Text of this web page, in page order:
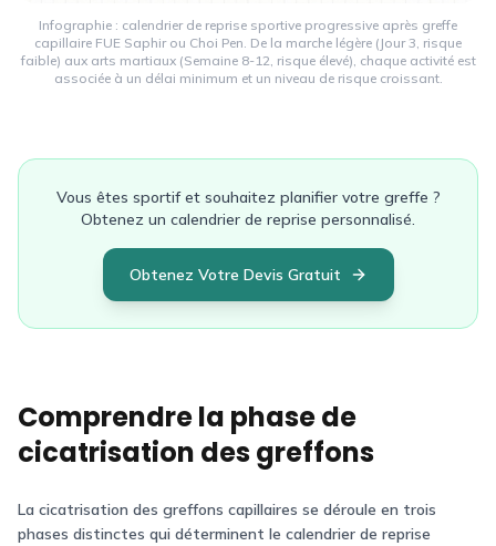
Infographie : calendrier de reprise sportive progressive après greffe
capillaire FUE Saphir ou Choi Pen. De la marche légère (Jour 3, risque
faible) aux arts martiaux (Semaine 8-12, risque élevé), chaque activité est
associée à un délai minimum et un niveau de risque croissant.
Vous êtes sportif et souhaitez planifier votre greffe ?
Obtenez un calendrier de reprise personnalisé.
Obtenez Votre Devis Gratuit
Comprendre la phase de
cicatrisation des greffons
La cicatrisation des greffons capillaires se déroule en trois
phases distinctes qui déterminent le calendrier de reprise